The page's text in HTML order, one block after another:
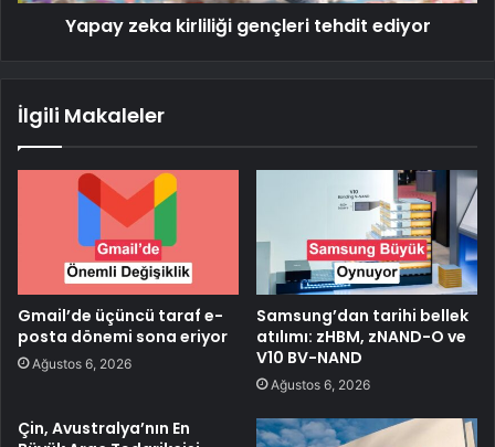
Yapay zeka kirliliği gençleri tehdit ediyor
İlgili Makaleler
Gmail’de üçüncü taraf e-
posta dönemi sona eriyor
Ağustos 6, 2026
Samsung’dan tarihi bellek
atılımı: zHBM, zNAND-O ve
V10 BV-NAND
Ağustos 6, 2026
Çin, Avustralya’nın En